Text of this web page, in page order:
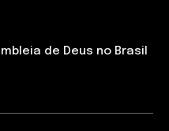
de Deus no Brasil